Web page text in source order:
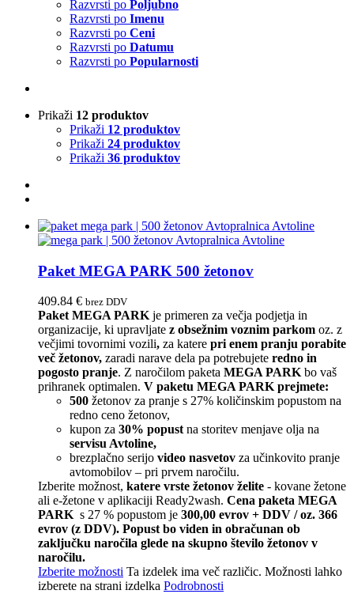
Razvrsti po Poljubno
Razvrsti po Imenu
Razvrsti po Ceni
Razvrsti po Datumu
Razvrsti po Popularnosti
Prikaži 12 produktov
Prikaži 12 produktov
Prikaži 24 produktov
Prikaži 36 produktov
Paket MEGA PARK 500 žetonov
409.84 € brez DDV
Paket MEGA PARKje primeren za večja podjetja in
organizacije, ki upravljate z obsežnim voznim parkom oz. z
večjimi tovornimi vozili, za katere pri enem pranju porabite
več žetonov, zaradi narave dela pa potrebujete redno in
pogosto pranje. Z naročilom paketa MEGA PARKbo vaš
prihranek optimalen. V paketu MEGA PARK prejmete:
500 žetonov za pranje s 27% količinskim popustom na
redno ceno žetonov,
kupon za 30% popustna storitev menjave olja na
servisu Avtoline,
brezplačno serijo video nasvetov za učinkovito pranje
avtomobilov – pri prvem naročilu.
Izberite možnost, katere vrste žetonov želite - kovane žetone
ali e-žetone v aplikaciji Ready2wash. Cena paketa MEGA
PARKs 27 % popustom je 300,00 evrov + DDV / oz. 366
evrov (z DDV). Popust bo viden in obračunan ob
zaključku naročila glede na skupno število žetonov v
naročilu.
Izberite možnosti Ta izdelek ima več različic. Možnosti lahko
izberete na strani izdelka Podrobnosti